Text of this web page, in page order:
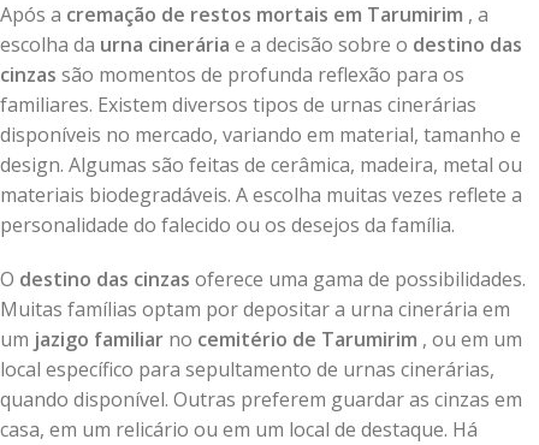
Após a cremação de restos mortais em Tarumirim , a
escolha da urna cinerária e a decisão sobre o destino das
cinzas são momentos de profunda reflexão para os
familiares. Existem diversos tipos de urnas cinerárias
disponíveis no mercado, variando em material, tamanho e
design. Algumas são feitas de cerâmica, madeira, metal ou
materiais biodegradáveis. A escolha muitas vezes reflete a
personalidade do falecido ou os desejos da família.
O destino das cinzas oferece uma gama de possibilidades.
Muitas famílias optam por depositar a urna cinerária em
um jazigo familiar no cemitério de Tarumirim , ou em um
local específico para sepultamento de urnas cinerárias,
quando disponível. Outras preferem guardar as cinzas em
casa, em um relicário ou em um local de destaque. Há